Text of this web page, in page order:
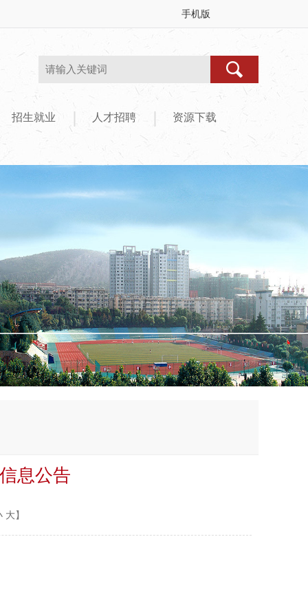
手机版
招生就业 | 人才招聘 | 资源下载
息公告
大】